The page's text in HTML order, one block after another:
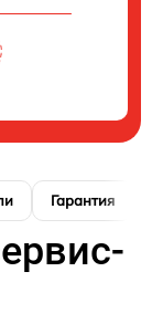
Гарантия